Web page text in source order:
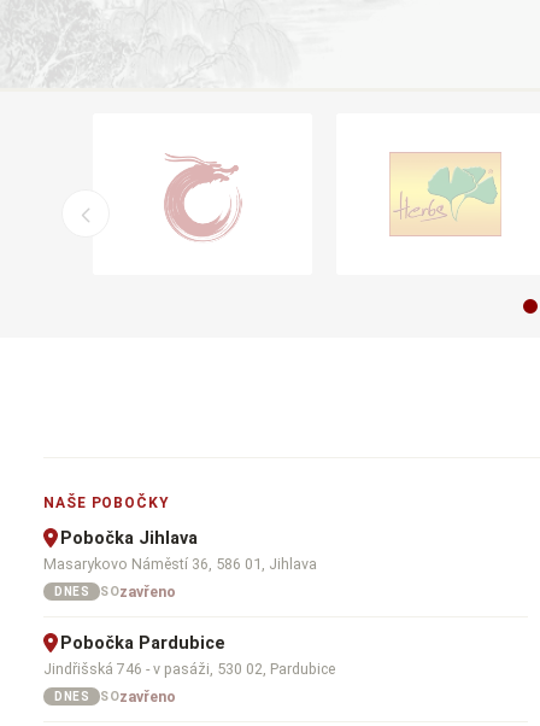
NAŠE POBOČKY
Pobočka Jihlava
Masarykovo Náměstí 36, 586 01, Jihlava
DNES SOzavřeno
Pobočka Pardubice
Jindřišská 746 - v pasáži, 530 02, Pardubice
DNES SOzavřeno